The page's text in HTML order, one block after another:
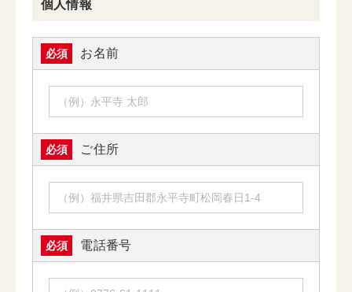
個人情報
必須 お名前
必須 ご住所
必須 電話番号